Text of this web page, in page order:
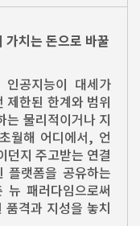
가치는 돈으로 바꿀
공지능이 대세가
제한된 한계와 범위
는 물리적이거나 지
월해 어디에서, 언
던지 주고받는 연결
플랫폼을 공유하는
패러다임으로써
격과 지성을 놓치